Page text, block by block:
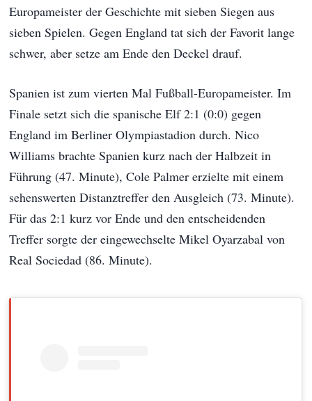
Europameister der Geschichte mit sieben Siegen aus
sieben Spielen. Gegen England tat sich der Favorit lange
schwer, aber setze am Ende den Deckel drauf.
Spanien ist zum vierten Mal Fußball-Europameister. Im
Finale setzt sich die spanische Elf 2:1 (0:0) gegen
England im Berliner Olympiastadion durch. Nico
Williams brachte Spanien kurz nach der Halbzeit in
Führung (47. Minute), Cole Palmer erzielte mit einem
sehenswerten Distanztreffer den Ausgleich (73. Minute).
Für das 2:1 kurz vor Ende und den entscheidenden
Treffer sorgte der eingewechselte Mikel Oyarzabal von
Real Sociedad (86. Minute).